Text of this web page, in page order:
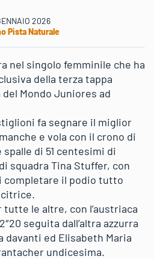
2026
Pista Naturale
nel singolo femminile che ha
della terza tappa
Mondo Juniores ad
fa segnare il miglior
e vola con il crono di
spalle di 51 centesimi di
squadra Tina Stuffer, con
completare il podio tutto
le altre, con l’austriaca
seguita dall’altra azzurra
davanti ed Elisabeth Maria
undicesima.